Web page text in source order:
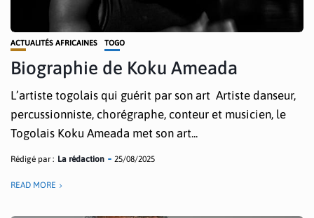
ACTUALITÉS AFRICAINES TOGO
Biographie de Koku Ameada
L’artiste togolais qui guérit par son art Artiste danseur,
percussionniste, chorégraphe, conteur et musicien, le
Togolais Koku Ameada met son art...
Rédigé par : La rédaction 25/08/2025
READ MORE